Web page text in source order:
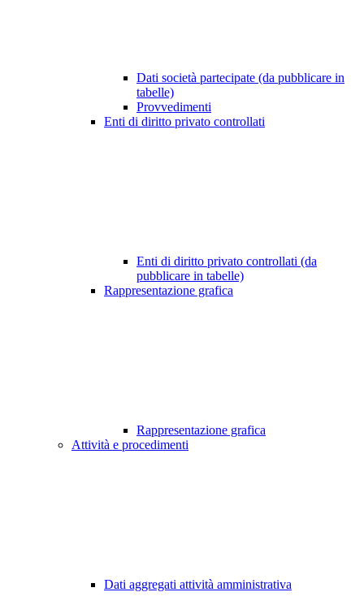
Dati società partecipate (da pubblicare in
tabelle)
Provvedimenti
Enti di diritto privato controllati
Enti di diritto privato controllati (da
pubblicare in tabelle)
Rappresentazione grafica
Rappresentazione grafica
Attività e procedimenti
Dati aggregati attività amministrativa